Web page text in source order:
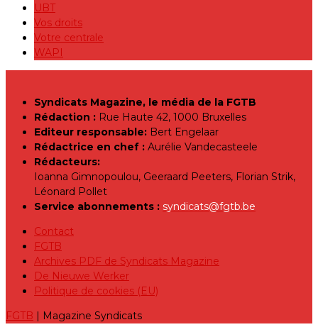
UBT
Vos droits
Votre centrale
WAPI
Syndicats Magazine, le média de la FGTB
Rédaction : Rue Haute 42, 1000 Bruxelles
Editeur responsable: Bert Engelaar
Rédactrice en chef : Aurélie Vandecasteele
Rédacteurs:
Ioanna Gimnopoulou, Geeraard Peeters, Florian Strik,
Léonard Pollet
Service abonnements : syndicats@fgtb.be
Contact
FGTB
Archives PDF de Syndicats Magazine
De Nieuwe Werker
Politique de cookies (EU)
FGTB | Magazine Syndicats